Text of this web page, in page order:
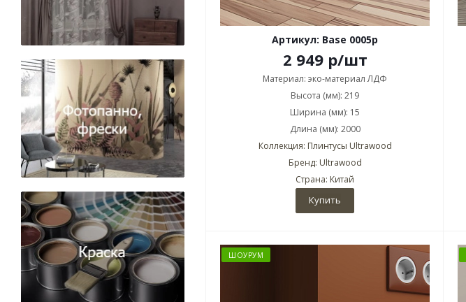
Артикул: Base 0005p
2 949р/шт
Материал: эко-материал ЛДФ
Высота (мм): 219
Ширина (мм): 15
Длина (мм): 2000
Коллекция: Плинтусы Ultrawood
Бренд: Ultrawood
Страна: Китай
Купить
ШОУРУМ